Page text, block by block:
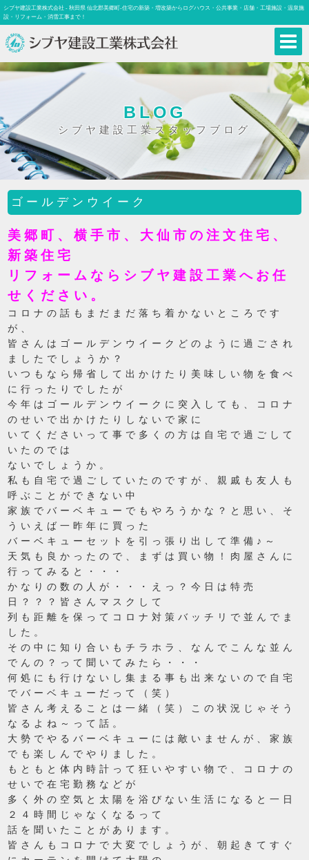
シブヤ建設工業株式会社 - 秋田県 仙北郡美郷町-住宅の新築・増改築からログハウス・公共事業・店舗・工場施設・温泉施
設・リフォーム・消雪工事まで！
BLOG
シブヤ建設工業スタッフブログ
ゴールデンウイーク
美郷町、横手市、大仙市の注文住宅、
新築住宅
リフォームならシブヤ建設工業へお任
せください。
コロナの話もまだまだ落ち着かないところです
が、
皆さんはゴールデンウイークどのように過ごされ
ましたでしょうか？
いつもなら帰省して出かけたり美味しい物を食べ
に行ったりでしたが
今年はゴールデンウイークに突入しても、コロナ
のせいで出かけたりしないで家に
いてくださいって事で多くの方は自宅で過ごして
いたのでは
ないでしょうか。
私も自宅で過ごしていたのですが、親戚も友人も
呼ぶことができない中
家族でバーベキューでもやろうかな？と思い、そ
ういえば一昨年に買った
バーベキューセットを引っ張り出して準備♪～
天気も良かったので、まずは買い物！肉屋さんに
行ってみると・・・
かなりの数の人が・・・えっ？今日は特売
日？？？皆さんマスクして
列も距離を保ってコロナ対策バッチリで並んでま
した。
その中に知り合いもチラホラ、なんでこんな並ん
でんの？って聞いてみたら・・・
何処にも行けないし集まる事も出来ないので自宅
でバーベキューだって（笑）
皆さん考えることは一緒（笑）この状況じゃそう
なるよね～って話。
大勢でやるバーベキューには敵いませんが、家族
でも楽しんでやりました。
もともと体内時計って狂いやすい物で、コロナの
せいで在宅勤務などが
多く外の空気と太陽を浴びない生活になると一日
２４時間じゃなくなるって
話を聞いたことがあります。
皆さんもコロナで大変でしょうが、朝起きてすぐ